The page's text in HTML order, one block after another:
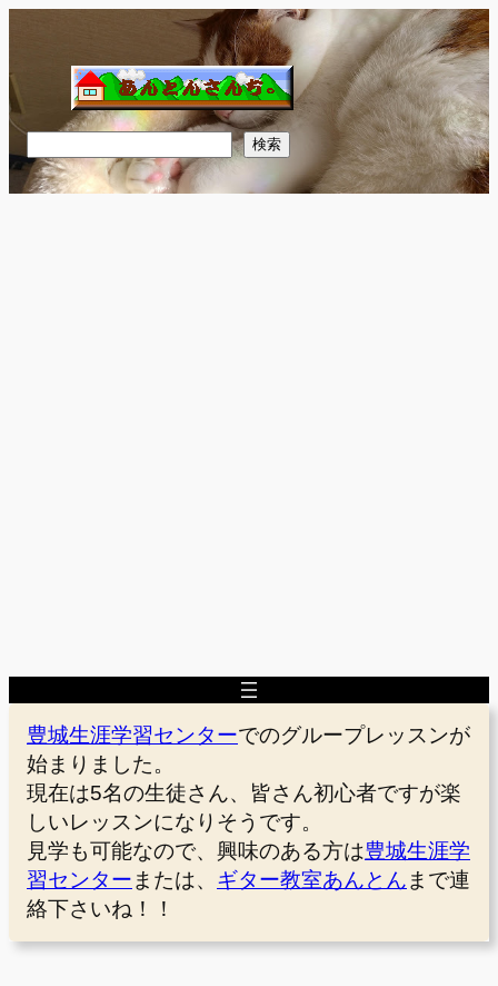
を
ス
キ
ッ
プ
索
検索
豊城生涯学習センターでのグループレッスンが
始まりました。
現在は5名の生徒さん、皆さん初心者ですが楽
しいレッスンになりそうです。
見学も可能なので、興味のある方は豊城生涯学
習センター または、 ギター教室あんとん まで連
絡下さいね！！